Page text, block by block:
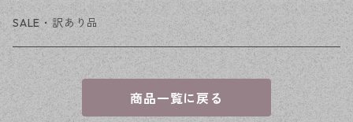
穴なし
発送ボックス
アクセサリー台紙
OPP袋
SALE・訳あり品
商品一覧に戻る